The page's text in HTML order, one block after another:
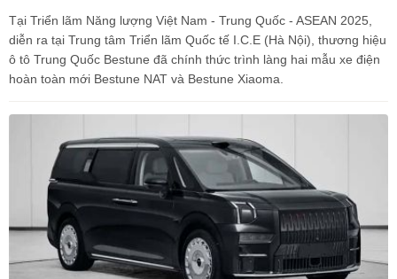
Tại Triển lãm Năng lượng Việt Nam - Trung Quốc - ASEAN 2025,
diễn ra tại Trung tâm Triển lãm Quốc tế I.C.E (Hà Nội), thương hiệu
ô tô Trung Quốc Bestune đã chính thức trình làng hai mẫu xe điện
hoàn toàn mới Bestune NAT và Bestune Xiaoma.